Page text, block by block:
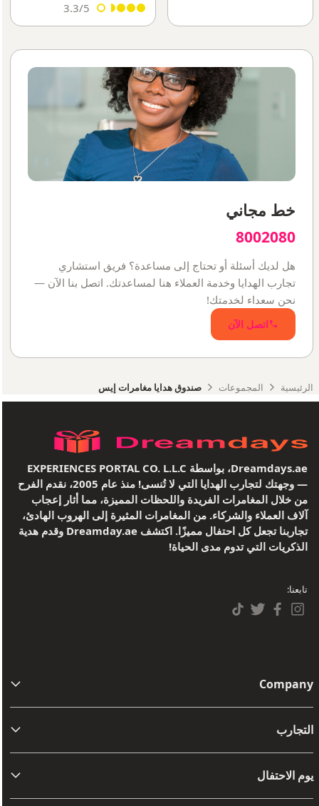
Experience
3.3/5
خط مجاني
8002080
هل لديك أسئلة أو تحتاج إلى مساعدة؟ فريق استشاري
تجارب الهدايا وخدمة العملاء هنا لمساعدتك. اتصل بنا الآن —
نحن سعداء لخدمتك!
اتصل الآن
الرئيسية المجموعات صندوق هدايا مغامرات إيس
Dreamdays.ae، بواسطة EXPERIENCES PORTAL CO. L.L.C
— وجهتك لتجارب الهدايا التي لا تُنسى! منذ عام 2005، نقدم الفرح
من خلال المغامرات الفريدة واللحظات المميزة، مما أثار إعجاب
آلاف العملاء والشركاء. من المغامرات المثيرة إلى الهروب الهادئ،
تجاربنا تجعل كل احتفال مميزًا. اكتشف Dreamday.ae وقدم هدية
الذكريات التي تدوم مدى الحياة!
تابعنا:
Company
الشروط والأحكام
سياسات الاسترجاع
التجارب
يوم الاحتفال